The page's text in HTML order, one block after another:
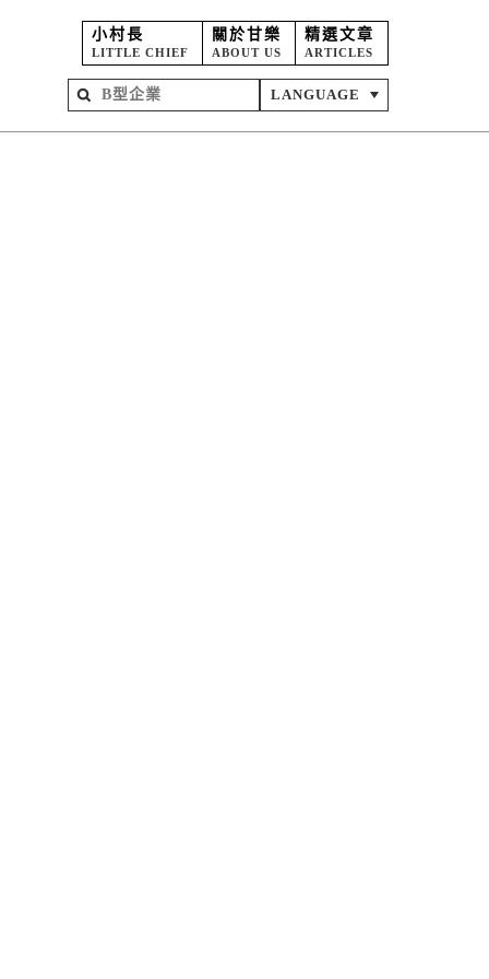
小村長
LITTLE CHIEF
關於甘樂
ABOUT US
精選文章
ARTICLES
LANGUAGE